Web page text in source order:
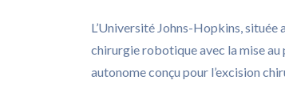
L’Université Johns-Hopkins,
chirurgie robotique avec la mise
autonome conçu pour l’excision